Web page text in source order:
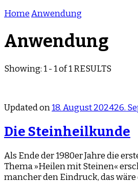
HomeAnwendung
Anwendung
Showing: 1 - 1 of 1 RESULTS
Updated on18. August 202426.
Die Steinheilkunde
Als Ende der 1980er Jahre die
Thema »Heilen mit Steinen«
mancher den Eindruck, das wäre